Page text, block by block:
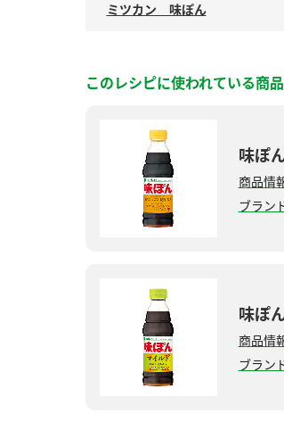
ミツカン 味ぽん
このレシピに使われている商品
味ぽ
商品情
ブラン
味ぽ
商品情
ブラン